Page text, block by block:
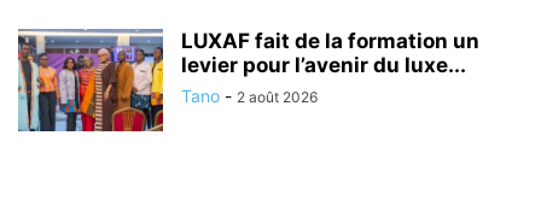
LUXAF fait de la formation un
levier pour l’avenir du luxe...
Tano - 2 août 2026